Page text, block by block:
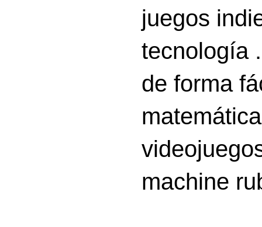
juegos
tecnología
de forma
machine